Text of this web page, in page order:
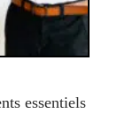
essentiels